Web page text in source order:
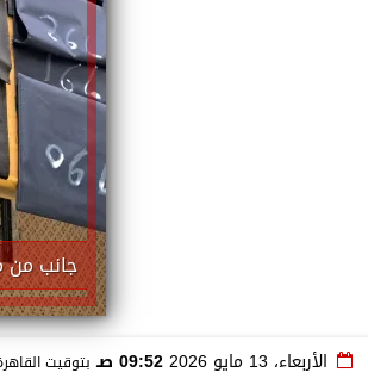
جانب من
الأربعاء، 13 مايو 2026 09:52 صـ بتوقيت